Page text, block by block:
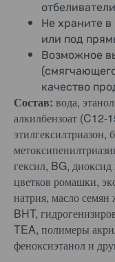
Не храните
или под
Возможное
качество
Состав: вода,
алкилбензоат (C12-
этилгексилтриазон,
гексил, BG,
цветков ромашки,
натрия, масло
BHT,
TEA, полимеры
феноксиэтанол и